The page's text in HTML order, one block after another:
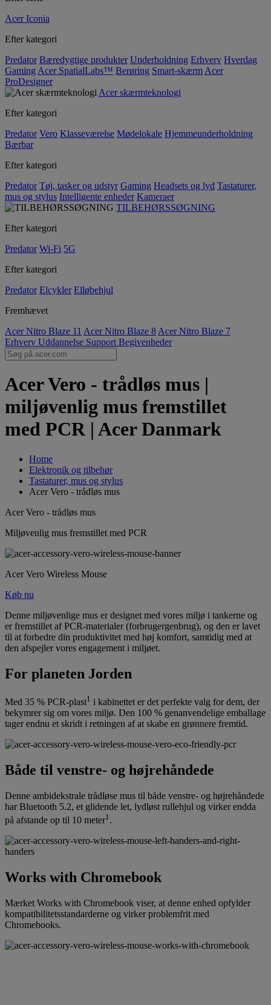
Acer Iconia
Efter kategori
Predator Bæredygtige produkter Underholdning Erhverv Hverdag
Gaming Acer SpatialLabs™ Berøring Smart-skærm Acer
ProDesigner
Acer skærmteknologi
Efter kategori
Predator Vero Klasseværelse Mødelokale Hjemmeunderholdning
Bærbar
Efter kategori
Predator Tøj, tasker og udstyr Gaming Headsets og lyd Tastaturer,
mus og stylus Intelligente enheder Kameraer
TILBEHØRSSØGNING
Efter kategori
Predator Wi-Fi 5G
Efter kategori
Predator Elcykler Elløbehjul
Fremhævet
Acer Nitro Blaze 11 Acer Nitro Blaze 8 Acer Nitro Blaze 7
Erhverv Uddannelse Support Begivenheder
Acer Vero - trådløs mus |
miljøvenlig mus fremstillet
med PCR | Acer Danmark
Home
Elektronik og tilbehør
Tastaturer, mus og stylus
Acer Vero - trådløs mus
Acer Vero - trådløs mus
Miljøvenlig mus fremstillet med PCR
Acer Vero Wireless Mouse
Køb nu
Denne miljøvenlige mus er designet med vores miljø i tankerne og
er fremstillet af PCR-materialer (forbrugergenbrug), og den er lavet
til at forbedre din produktivitet med høj komfort, samtidig med at
den afspejler vores engagement i miljøet.
For planeten Jorden
Med 35 % PCR-plast1 i kabinettet er det perfekte valg for dem, der
bekymrer sig om vores miljø. Den 100 % genanvendelige emballage
tager endnu et skridt i retningen af at skabe en grønnere fremtid.
Både til venstre- og højrehåndede
Denne ambidekstrale trådløse mus til både venstre- og højrehåndede
har Bluetooth 5.2, et glidende let, lydløst rullehjul og virker endda
på afstande op til 10 meter1 .
Works with Chromebook
Mærket Works with Chromebook viser, at denne enhed opfylder
kompatibilitetsstandarderne og virker problemfrit med
Chromebooks.